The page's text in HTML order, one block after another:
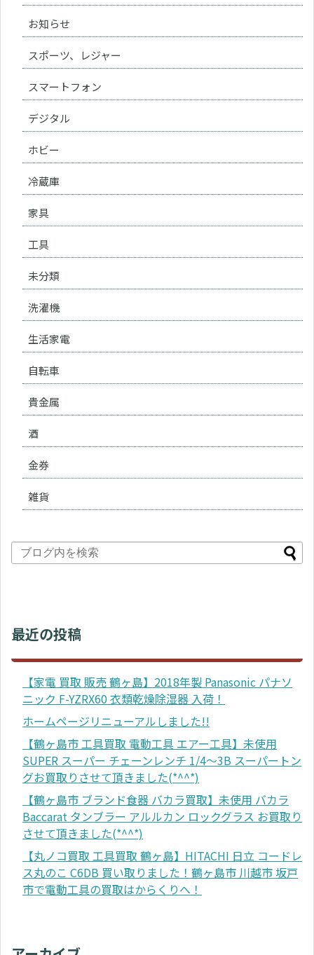
お知らせ
スポーツ、レジャー
スマートフォン
デジタル
ホビー
冷蔵庫
家具
工具
未分類
洗濯機
生活家電
自転車
貴金属
酒
金券
雑貨
最近の投稿
【家電 買取 販売 鶴ヶ島】2018年製 Panasonic パナソ
ニック F-YZRX60 衣類乾燥除湿器 入荷！
ホームページリニューアルしました!!
【鶴ヶ島市 工具買取 電動工具 エアー工具】未使用
SUPER スーパー チェーンレンチ 1/4～3B スーパートン
グお買取りさせて頂きました(*^^*)
【鶴ヶ島市 ブランド食器 バカラ買取】未使用 バカラ
Baccarat タンブラー アルルカン ロックグラス お買取り
させて頂きました(*^^*)
【丸ノコ買取 工具買取 鶴ヶ島】HITACHI 日立 コードレ
ス丸のこ C6DB 買い取りました！鶴ヶ島市 川越市 坂戸
市で電動工具の買取はからくりへ！